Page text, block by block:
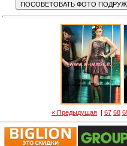
« Предыдущая | 67 68